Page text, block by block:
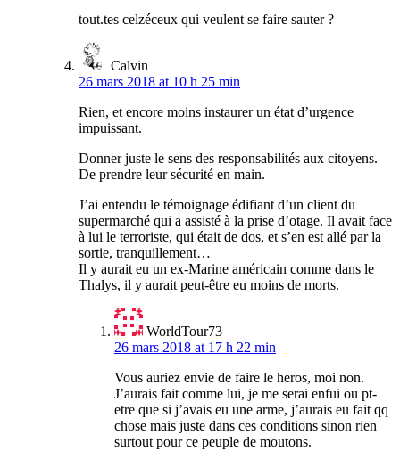
tout.tes celzéceux qui veulent se faire sauter ?
Calvin
26 mars 2018 at 10 h 25 min
Rien, et encore moins instaurer un état d’urgence
impuissant.
Donner juste le sens des responsabilités aux citoyens.
De prendre leur sécurité en main.
J’ai entendu le témoignage édifiant d’un client du
supermarché qui a assisté à la prise d’otage. Il avait face
à lui le terroriste, qui était de dos, et s’en est allé par la
sortie, tranquillement…
Il y aurait eu un ex-Marine américain comme dans le
Thalys, il y aurait peut-être eu moins de morts.
WorldTour73
26 mars 2018 at 17 h 22 min
Vous auriez envie de faire le heros, moi non.
J’aurais fait comme lui, je me serai enfui ou pt-
etre que si j’avais eu une arme, j’aurais eu fait qq
chose mais juste dans ces conditions sinon rien
surtout pour ce peuple de moutons.